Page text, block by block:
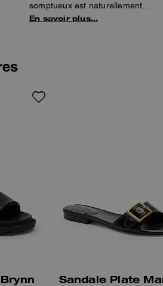
somptueux est naturellement
élégant. Cette sandale plate
une touche traditionnelle.
En savoir plus…
Sandale Plate